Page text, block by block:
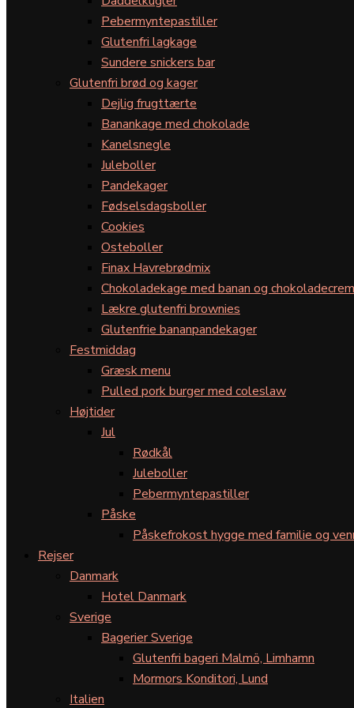
Pebermyntepastiller
Glutenfri lagkage
Sundere snickers bar
Glutenfri brød og kager
Dejlig frugttærte
Banankage med chokolade
Kanelsnegle
Juleboller
Pandekager
Fødselsdagsboller
Cookies
Osteboller
Finax Havrebrødmix
Chokoladekage med banan og
Lækre glutenfri brownies
Glutenfrie bananpandekager
Festmiddag
Græsk menu
Pulled pork burger med coleslaw
Højtider
Jul
Rødkål
Juleboller
Pebermyntepastiller
Påske
Påskefrokost hygge med familie og
Rejser
Danmark
Hotel Danmark
Sverige
Bagerier Sverige
Glutenfri bageri Malmö, Limhamn
Mormors Konditori, Lund
Italien